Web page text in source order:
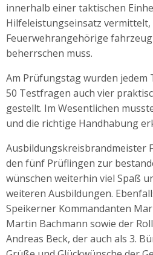
innerhalb einer taktischen
Hilfeleistungseinsatz vermittelt,
Feuerwehrangehörige
beherrschen muss.
Am Prüfungstag wurden jedem
50 Testfragen auch vier
gestellt. Im Wesentlichen
und die richtige Handhabung
Ausbildungskreisbrandmeister
den fünf Prüflingen zur
wünschen weiterhin viel Spaß
weiteren Ausbildungen.
Speikerner Kommandanten
Martin Bachmann sowie der
Andreas Beck, der auch als 3.